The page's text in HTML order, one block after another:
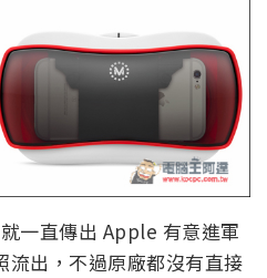
一直傳出 Apple 有意進軍
流出，不過原廠都沒有直接